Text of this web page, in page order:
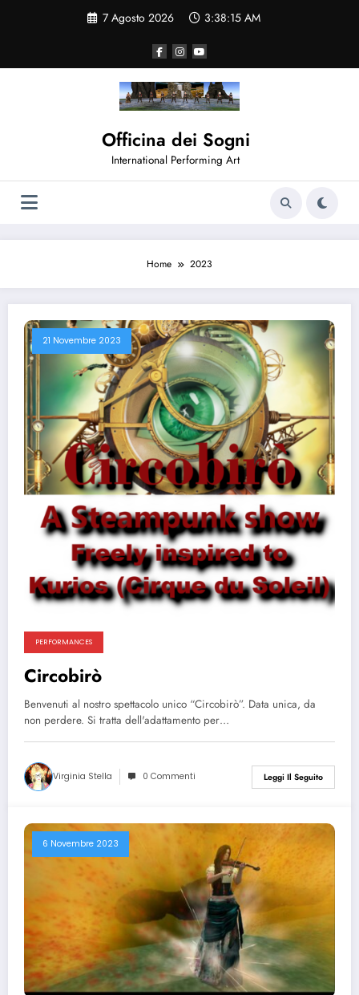
7 Agosto 2026 3:38:16 AM
Officina dei Sogni
International Performing Art
Home 2023
21 Novembre 2023
PERFORMANCES
Circobirò
Benvenuti al nostro spettacolo unico “Circobirò”. Data unica, da
non perdere. Si tratta dell'adattamento per…
Virginia Stella 0 Commenti Leggi Il Seguito
6 Novembre 2023